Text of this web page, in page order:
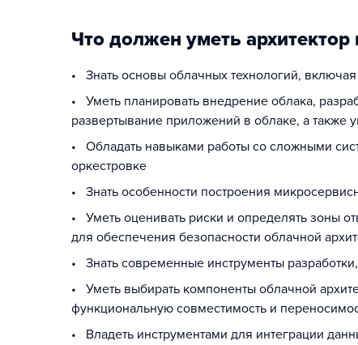
Что должен уметь
• Знать основы облачных технологий,
• Уметь планировать внедрение облака,
развертывание приложений в облаке, а также
• Обладать навыками работы со сложными
оркестровке
• Знать особенности построения
• Уметь оценивать риски и определять зоны
для обеспечения безопасности облачной
• Знать современные инструменты
• Уметь выбирать компоненты облачной
функциональную совместимость и
• Владеть инструментами для интеграции